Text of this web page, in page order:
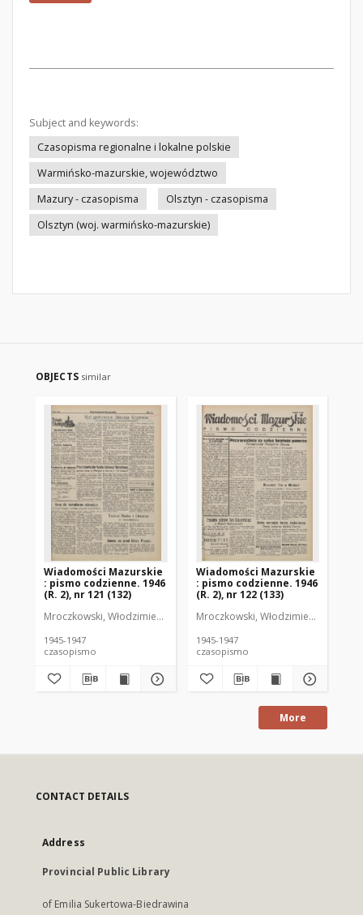
Subject and keywords:
Czasopisma regionalne i lokalne polskie
Warmińsko-mazurskie, województwo
Mazury - czasopisma
Olsztyn - czasopisma
Olsztyn (woj. warmińsko-mazurskie)
OBJECTS similar
Wiadomości Mazurskie
: pismo codzienne. 1946
(R. 2), nr 121 (132)
Mroczkowski, Włodzimierz (1902-1971). Redaktor
1945-1947
czasopismo
Wiadomości Mazurskie
: pismo codzienne. 1946
(R. 2), nr 122 (133)
Mroczkowski, Włodzimierz (1902-
1945-1947
czasopismo
More
CONTACT DETAILS
Address
Provincial Public Library
of Emilia Sukertowa-Biedrawina